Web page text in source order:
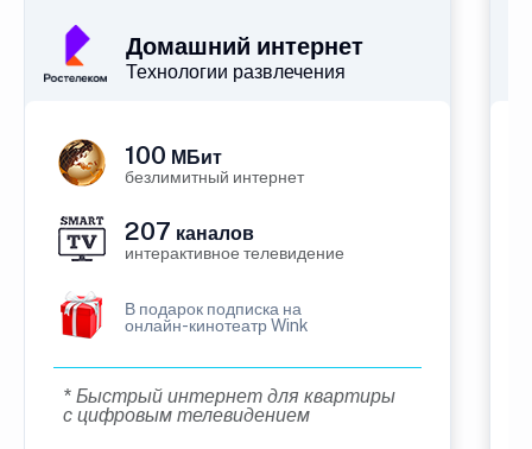
Домашний интернет
Технологии развлечения
100 МБит
безлимитный интернет
207 каналов
интерактивное телевидение
В подарок подписка на
онлайн-кинотеатр Wink
* Быстрый интернет для квартиры
с цифровым телевидением